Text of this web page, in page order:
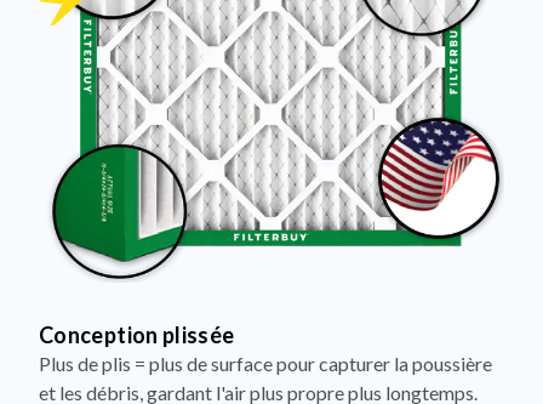
Conception plissée
Plus de plis = plus de surface pour capturer la poussière
et les débris, gardant l'air plus propre plus longtemps.